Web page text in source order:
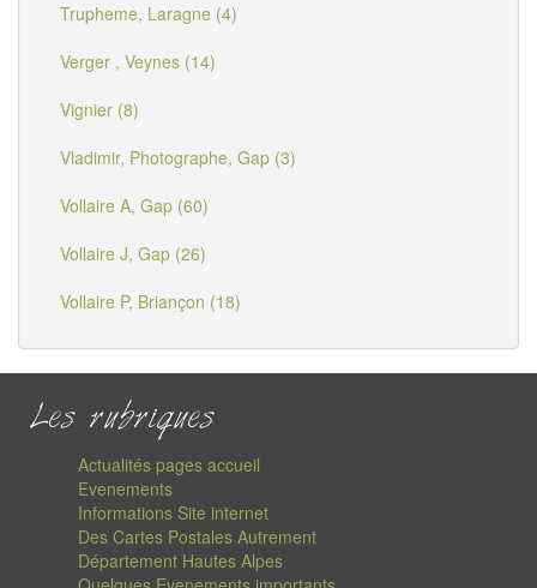
Trupheme, Laragne (4)
Verger , Veynes (14)
Vignier (8)
Vladimir, Photographe, Gap (3)
Vollaire A, Gap (60)
Vollaire J, Gap (26)
Vollaire P, Briançon (18)
Les rubriques
Actualités pages accueil
Evenements
Informations Site internet
Des Cartes Postales Autrement
Département Hautes Alpes